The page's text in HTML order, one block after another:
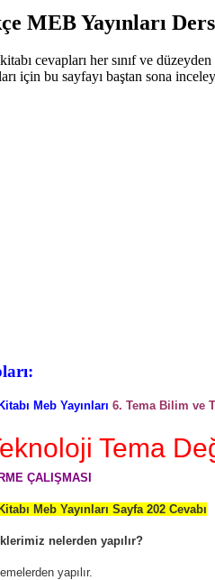
MEB Yayınları
cevapları her sınıf ve
için bu sayfayı baştan sona
Meb Yayınları 6. Tema Bilim ve
Tema
ÇALIŞMASI
Meb Yayınları Sayfa 202 Cevabı
nelerden yapılır?
yapılır.